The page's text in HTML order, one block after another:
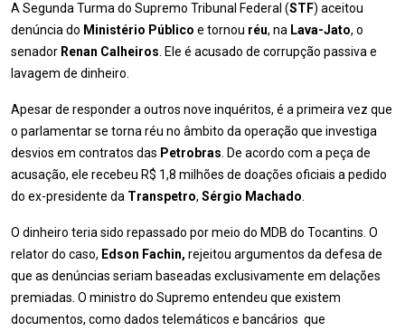
A Segunda Turma do Supremo Tribunal Federal (STF) aceitou
denúncia do Ministério Público e tornou réu, na Lava-Jato, o
senador Renan Calheiros . Ele é acusado de corrupção passiva e
lavagem de dinheiro.
Apesar de responder a outros nove inquéritos, é a primeira vez que
o parlamentar se torna réu no âmbito da operação que investiga
desvios em contratos das Petrobras . De acordo com a peça de
acusação, ele recebeu R$ 1,8 milhões de doações oficiais a pedido
do ex-presidente da Transpetro, Sérgio Machado
O dinheiro teria sido repassado por meio do MDB do Tocantins. O
relator do caso, Edson Fachin, rejeitou argumentos da defesa de
que as denúncias seriam baseadas exclusivamente em delações
premiadas. O ministro do Supremo entendeu que existem
documentos, como dados telemáticos e bancários que